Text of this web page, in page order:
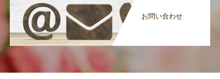
お問い合わせ